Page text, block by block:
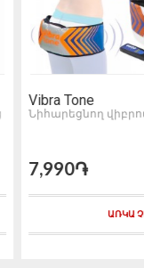
Vibra Tone
Նիհարեցնող
7,990֏
ԱՌԿԱ ՉԷ